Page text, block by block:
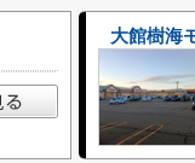
大館樹海